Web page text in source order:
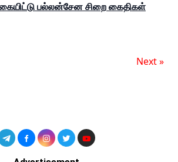
பல்லன்சேன சிறை கைதிகள்
Next »